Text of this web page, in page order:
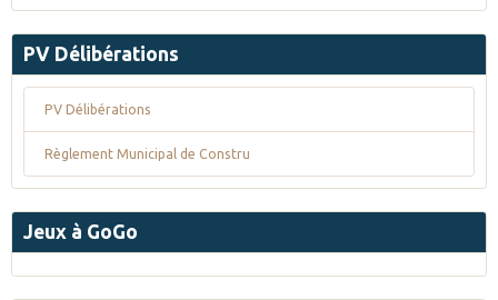
PV Délibérations
PV Délibérations
Règlement Municipal de Constru
Jeux à GoGo